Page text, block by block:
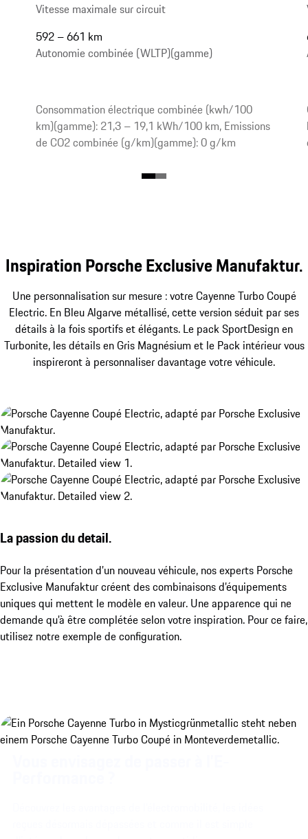
Vitesse maximale sur circuit
592 – 661 km
Autonomie combinée (WLTP)(gamme)
Consommation électrique combinée (kwh/100
km)(gamme): 21,3 – 19,1 kWh/100 km, Emissions
de CO2 combinée (g/km)(gamme): 0 g/km
Inspiration Porsche Exclusive Manufaktur.
Une personnalisation sur mesure : votre Cayenne Turbo Coupé
Electric. En Bleu Algarve métallisé, cette version séduit par ses
détails à la fois sportifs et élégants. Le pack SportDesign en
Turbonite, les détails en Gris Magnésium et le Pack intérieur vous
inspireront à personnaliser davantage votre véhicule.
La passion du detail.
Pour la présentation d’un nouveau véhicule, nos experts Porsche
Exclusive Manufaktur créent des combinaisons d’équipements
uniques qui mettent le modèle en valeur. Une apparence qui ne
demande qu’à être complétée selon votre inspiration. Pour ce faire,
utilisez notre exemple de configuration.